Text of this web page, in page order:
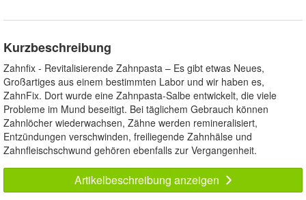
Kurzbeschreibung
Zahnfix - Revitalisierende Zahnpasta – Es gibt etwas Neues,
Großartiges aus einem bestimmten Labor und wir haben es,
ZahnFix. Dort wurde eine Zahnpasta-Salbe entwickelt, die viele
Probleme im Mund beseitigt. Bei täglichem Gebrauch können
Zahnlöcher wiederwachsen, Zähne werden remineralisiert,
Entzündungen verschwinden, freiliegende Zahnhälse und
Zahnfleischschwund gehören ebenfalls zur Vergangenheit.
Artikelbeschreibung anzeigen